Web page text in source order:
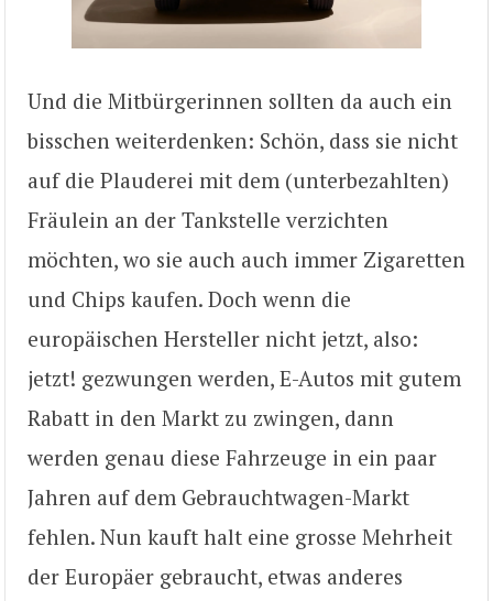
Und die Mitbürgerinnen sollten da auch ein
bisschen weiterdenken: Schön, dass sie nicht
auf die Plauderei mit dem (unterbezahlten)
Fräulein an der Tankstelle verzichten
möchten, wo sie auch auch immer Zigaretten
und Chips kaufen. Doch wenn die
europäischen Hersteller nicht jetzt, also:
jetzt! gezwungen werden, E-Autos mit gutem
Rabatt in den Markt zu zwingen, dann
werden genau diese Fahrzeuge in ein paar
Jahren auf dem Gebrauchtwagen-Markt
fehlen. Nun kauft halt eine grosse Mehrheit
der Europäer gebraucht, etwas anderes